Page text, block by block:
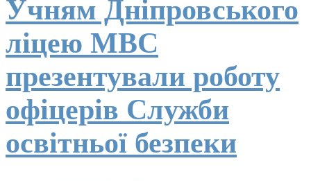
Учням Дніпровського
ліцею МВС
презентували роботу
офіцерів Служби
освітньої безпеки